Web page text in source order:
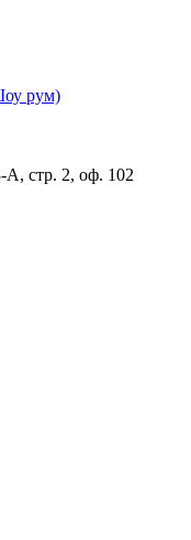
рум)
А, стр. 2, оф. 102